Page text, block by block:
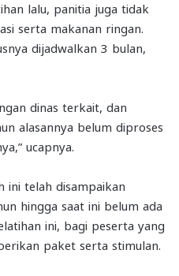
lalu, panitia juga tidak
serta makanan ringan.
dijadwalkan 3 bulan,
dinas terkait, dan
alasannya belum diproses
ucapnya.
ini telah disampaikan
hingga saat ini belum ada
ini, bagi peserta yang
paket serta stimulan.